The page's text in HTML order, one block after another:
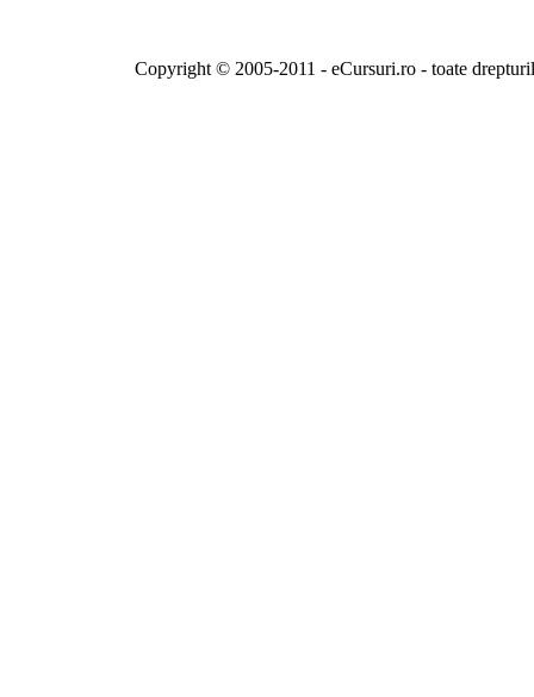
Copyright © 2005-2011 - eCursuri.ro - toate